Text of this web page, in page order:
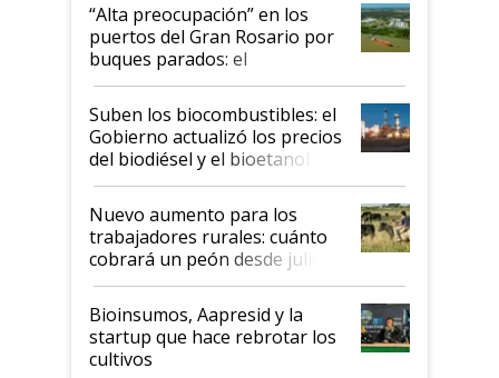
“Alta preocupación” en los
puertos del Gran Rosario por
buques parados: el
funcionamiento de las
exportadoras en tensión tras
la medida de fuerza de los
prácticos
Suben los biocombustibles: el
Gobierno actualizó los precios
del biodiésel y el bioetanol
Nuevo aumento para los
trabajadores rurales: cuánto
cobrará un peón desde julio
Bioinsumos, Aapresid y la
startup que hace rebrotar los
cultivos